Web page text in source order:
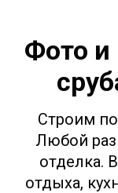
Фото и
Строим
Любой
отделка.
отдыха,